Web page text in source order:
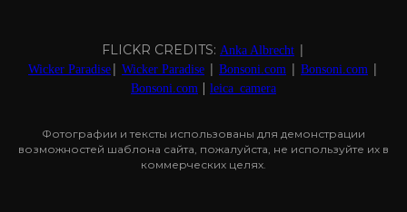
FLICKR CREDITS: Anka Albrecht |
Wicker Paradise | Wicker Paradise | Bonsoni.com | Bonsoni.com |
Bonsoni.com | leica_camera
Фотографии и тексты использованы для демонстрации
возможностей шаблона сайта, пожалуйста, не используйте их в
коммерческих целях.